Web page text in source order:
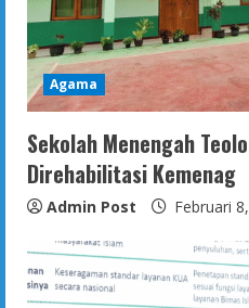
Agama
Sekolah Menengah
Direhabilitasi Kemenag
Admin Post Februari